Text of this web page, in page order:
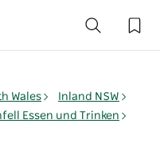
Wales
Inland NSW
Essen und Trinken